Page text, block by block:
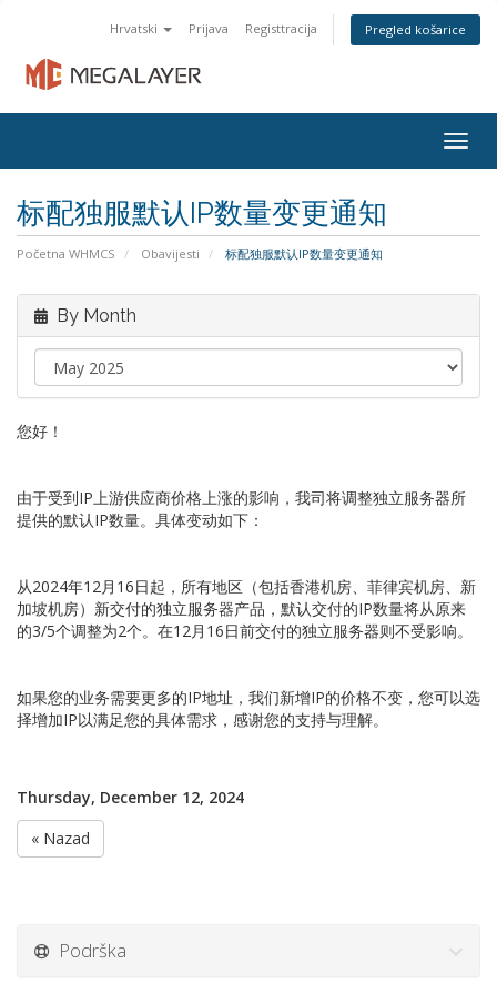
Hrvatski Prijava Registtracija Pregled košarice
标配独服默认IP数量变更通知
Početna WHMCS Obavijesti 标配独服默认IP数量变更通知
By Month
您好！
由于受到IP上游供应商价格上涨的影响，我司将调整独立服务器所
提供的默认IP数量。具体变动如下：
从2024年12月16日起，所有地区（包括香港机房、菲律宾机房、新
加坡机房）新交付的独立服务器产品，默认交付的IP数量将从原来
的3/5个调整为2个。在12月16日前交付的独立服务器则不受影响。
如果您的业务需要更多的IP地址，我们新增IP的价格不变，您可以选
择增加IP以满足您的具体需求，感谢您的支持与理解。
Thursday, December 12, 2024
« Nazad
Podrška